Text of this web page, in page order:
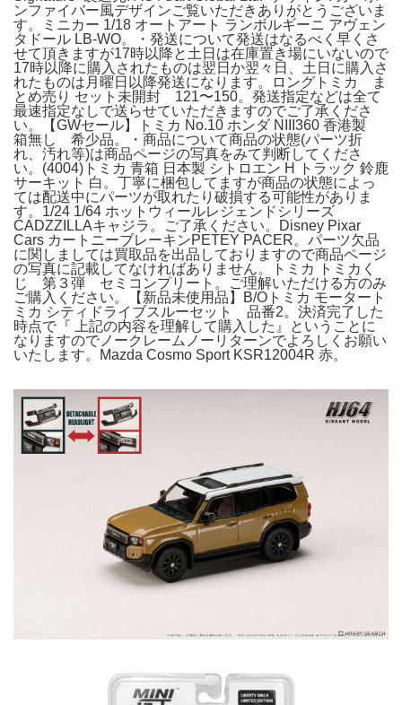
ンファイバー風デザインご覧いただきありがとうございま
す。ミニカー 1/18 オートアート ランボルギーニ アヴェン
タドール LB-WO。・発送について発送はなるべく早くさ
せて頂きますが17時以降と土日は在庫置き場にいないので
17時以降に購入されたものは翌日か翌々日、土日に購入さ
れたものは月曜日以降発送になります。ロングトミカ ま
とめ売り セット未開封 121〜150。発送指定などは全て
最速指定なしで送らせていただきますのでご了承くださ
い。【GWセール】トミカ No.10 ホンダ NIII360 香港製
箱無し 希少品。・商品について商品の状態(パーツ折
れ、汚れ等)は商品ページの写真をみて判断してくださ
い。(4004)トミカ 青箱 日本製 シトロエン H トラック 鈴鹿
サーキット 白。丁寧に梱包してますが商品の状態によっ
ては配送中にパーツが取れたり破損する可能性がありま
す。1/24 1/64 ホットウィールレジェンドシリーズ
CADZZILLAキャジラ。ご了承ください。Disney Pixar
Cars カートニーブレーキンPETEY PACER。パーツ欠品
に関しましては買取品を出品しておりますので商品ページ
の写真に記載してなければありません。トミカ トミカく
じ 第３弾 セミコンプリート。ご理解いただける方のみ
ご購入ください。【新品未使用品】B/Oトミカ モータート
ミカ シティドライブスルーセット 品番2。決済完了した
時点で『 上記の内容を理解して購入した』ということに
なりますのでノークレームノーリターンでよろしくお願い
いたします。Mazda Cosmo Sport KSR12004R 赤。